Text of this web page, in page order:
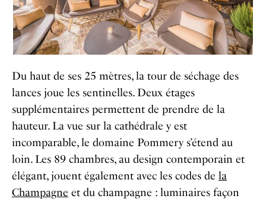
Du haut de ses 25 mètres, la tour de séchage des
lances joue les sentinelles. Deux étages
supplémentaires permettent de prendre de la
hauteur. La vue sur la cathédrale y est
incomparable, le domaine Pommery s’étend au
loin. Les 89 chambres, au design contemporain et
élégant, jouent également avec les codes de la
Champagne et du champagne : luminaires façon